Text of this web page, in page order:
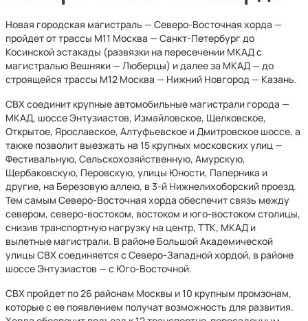
Новая городская магистраль — Северо-Восточная хорда —
пройдет от трассы М11 Москва — Санкт-Петербург до
Косинской эстакады (развязки на пересечении МКАД с
магистралью Вешняки — Люберцы) и далее за МКАД — до
строящейся трассы М12 Москва — Нижний Новгород — Казань.
СВХ соединит крупные автомобильные магистрали города —
МКАД, шоссе Энтузиастов, Измайловское, Щелковское,
Открытое, Ярославское, Алтуфьевское и Дмитровское шоссе, а
также позволит выезжать на 15 крупных московских улиц —
Фестивальную, Сельскохозяйственную, Амурскую,
Щербаковскую, Перовскую, улицы Юности, Паперника и
другие, на Березовую аллею, в 3-й Нижнелихоборский проезд.
Тем самым Северо-Восточная хорда обеспечит связь между
севером, северо-востоком, востоком и юго-востоком столицы,
снизив транспортную нагрузку на центр, ТТК, МКАД и
вылетные магистрали. В районе Большой Академической
улицы СВХ соединяется с Северо-Западной хордой, в районе
шоссе Энтузиастов — с Юго-Восточной.
СВХ пройдет по 26 районам Москвы и 10 крупным промзонам,
которые с ее появлением получат возможность для развития.